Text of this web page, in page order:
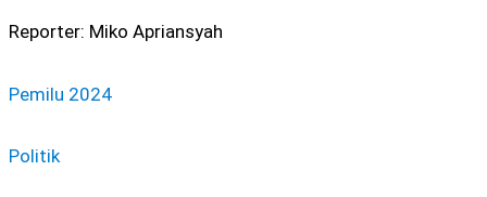
Reporter: Miko Apriansyah
Pemilu 2024
Politik